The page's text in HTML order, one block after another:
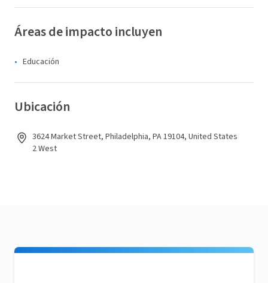
Áreas de impacto incluyen
Educación
Ubicación
3624 Market Street, Philadelphia, PA 19104, United States
2 West